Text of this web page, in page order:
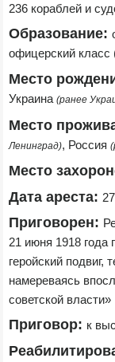
236 кораблей и
Образование:
офицерский класс
Место
Украина (ранее
Место
Ленинград), Россия
Место
Дата ареста:
Приговорен:
21 июня 1918 года
геройский
намереваясь
советской власти»
Приговор: к